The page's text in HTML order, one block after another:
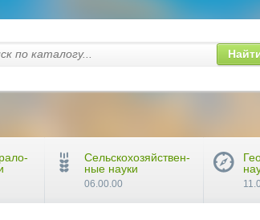
Сельскохозяйствен-
ные науки
06.00.00